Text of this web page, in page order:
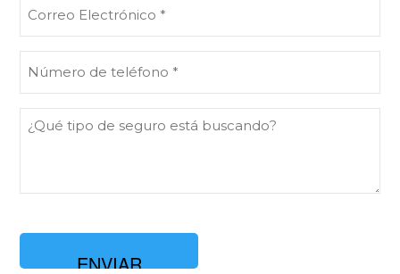
Electrónico
de
(Obligatorio)
¿Qué
tipo